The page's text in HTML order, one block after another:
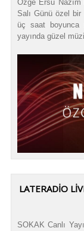
Özge Ersu Nazım
Salı Günü özel bir
üç saat boyunca
yayında güzel
LATERADIO
SOKAK Canlı